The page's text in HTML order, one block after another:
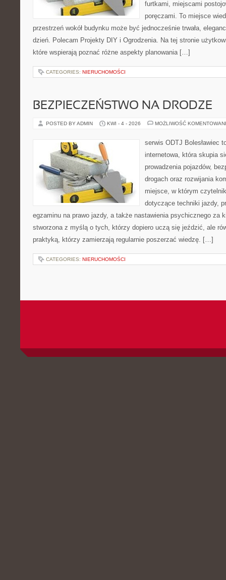
furtkami, miejscami
poręczami. To miejsce
przestrzeń wokół budynku może być jednocześnie trwała,
dzień. Polecam Projekty DIY i Ogrodzenia. Na tej stronie
które wspierają poznać różne aspekty planowania […]
CATEGORIES: NIERUCHOMOŚCI
BEZPIECZEŃSTWO NA DRODZE
POSTED BY ADMIN KWI - 4 - 2026 MOŻLIWOŚĆ
serwis ODTJ Bolesławiec
internetowa, która skupia
prowadzenia pojazdów,
drogach oraz rozwijania
miejsce, w którym
dotyczące techniki jazdy,
egzaminu na prawo jazdy, a także nastawienia psychicznego za
stworzona z myślą o tych, którzy dopiero uczą się jeździć, ale
praktyką, którzy zamierzają regularnie poszerzać wiedzę. […]
CATEGORIES: NIERUCHOMOŚCI